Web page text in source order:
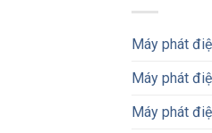
Máy phát
Máy phát
Máy phát